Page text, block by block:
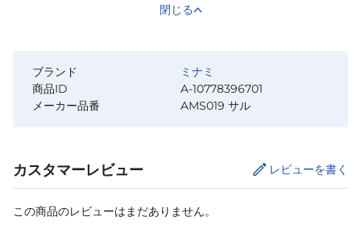
閉じる
ブランド
ミナミ
商品ID
A-10778396701
メーカー品番
AMS019 サル
カスタマーレビュー レビューを書く
この商品のレビューはまだありません。